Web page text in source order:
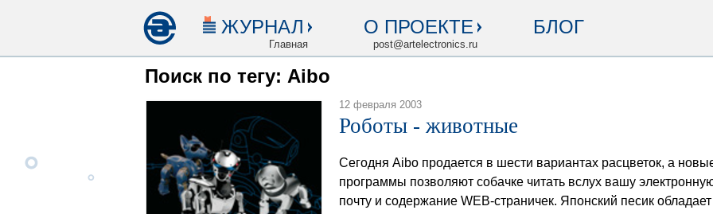
ЖУРНАЛ
Главная
О ПРОЕКТЕ
post@artelectronics.ru
БЛОГ
Поиск по тегу: Aibo
12 февраля 2003
Роботы - животные
Сегодня Aibo продается в шести вариантах расцветок, а
программы позволяют собачке читать вслух вашу
почту и содержание WEB-страничек. Японский песик обладает